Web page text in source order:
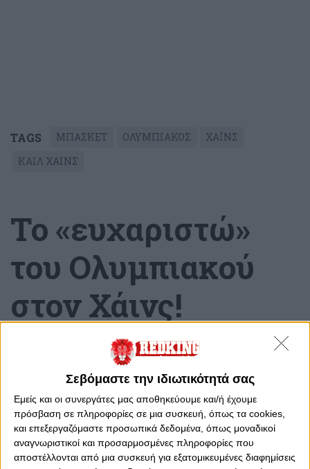
Σεβόμαστε την ιδιωτικότητά σας
Εμείς και οι συνεργάτες μας αποθηκεύουμε και/ή έχουμε
πρόσβαση σε πληροφορίες σε μια συσκευή, όπως τα cookies,
και επεξεργαζόμαστε προσωπικά δεδομένα, όπως μοναδικοί
αναγνωριστικοί και προσαρμοσμένες πληροφορίες που
αποστέλλονται από μια συσκευή για εξατομικευμένες διαφημίσεις
TAGS ΜΠΑΣΚΕΤ ΟΛΥΜΠΙΑΚΟΣ
ΧΑΪΝΣ
ΚΑΙΛ ΧΑΙΝΣ
Το «ευχαριστώ»
του Ολυμπιακού
στον Χάινς!
Τετάρτη, 4 Σεπτεμβρίου 2024 - 15:43